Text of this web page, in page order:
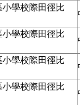
學校際田徑比
學校際田徑比
學校際田徑比
學校際田徑比